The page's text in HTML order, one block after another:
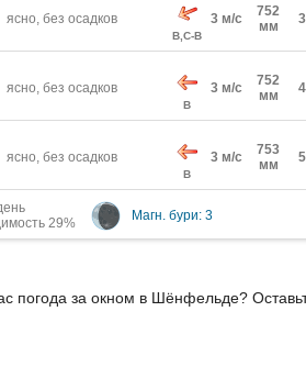
ясно, без осадков
В,С-В
3 м/с
752
мм
ясно, без осадков
В
3 м/с
752
мм
ясно, без осадков
В
3 м/с
753
мм
29%
Магн. бури: 3
погода за окном в Шёнфельде?